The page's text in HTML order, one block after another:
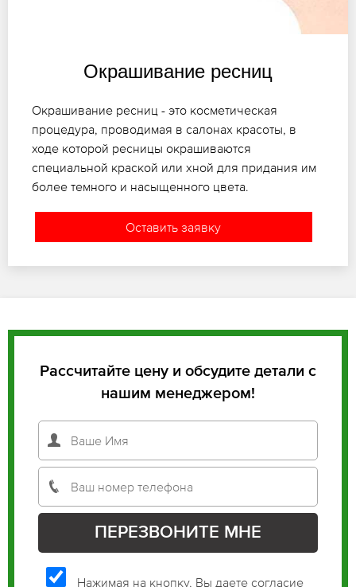
Окрашивание ресниц
Окрашивание ресниц - это косметическая
процедура, проводимая в салонах красоты, в
ходе которой ресницы окрашиваются
специальной краской или хной для придания им
более темного и насыщенного цвета.
Оставить заявку
Рассчитайте цену и обсудите детали с
нашим менеджером!
Нажимая на кнопку, Вы даете согласие